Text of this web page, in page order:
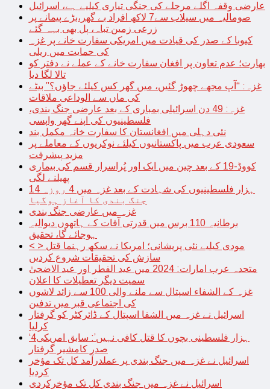
عارضی وقفہ اگلے مرحلے کی جنگی تیاری کیلیے ہے، اسرائیل
صومالیہ میں سیلاب سے7 لاکھ افراد بے گھر،بڑے پیمانے پر
زرعی زمین تباہ، پل بھی بہہ گئے
کیوبا کے صدر کی قیادت میں امریکی سفارت خانے پر غزہ
کی حمایت میں ریلی
بھارت؛ عدم تعاون پر افغان سفارت خانے کے عملے نے دفتر کو
تالا لگا دیا
غزہ: “آپ مجھے چھوڑ گئیں، میں گھر کس کیلئے جاؤں؟” بیٹے
کی ماں سے الوداعی ملاقات
غزہ: 49 دن اسرائیلی بمباری کے بعد عارضی جنگ بندی،
فلسطینیوں کی اپنے گھر واپسی
نئی دہلی میں افغانستان کا سفارت خانہ مکمل بند
سعودی عرب میں پاکستانیوں کیلئے نوکریوں کے معاملے پر
مزید پیشرفت
کووڈ-19 کے بعد چین میں ایک اور پُراسرار قسم کی بیماری
پھیلنے لگی
14 ہزار فلسطینیوں کی شہادت کے بعد غزہ میں 4 روزہ
جنگ بندی کا آغاز ہوگیا
غزہ میں عارضی جنگ بندی
برطانیہ 110 برس میں قدرتی آفات کے ہاتھوں دیوالیہ
ہوجائے گا، تحقیق
< > مودی کیلیے نئی پریشانی؛ امریکا نے سکھ رہنما قتل
سازش کی تحقیقات شروع کردیں
متحدہ عرب امارات: 2024 میں عید الفطر اور عید الاضحیٰ
سمیت دیگر تعطیلات کا اعلان
غزہ کے الشفاء اسپتال سے ملنے والی 100 سے زائد لاشوں
کی اجتماعی قبر میں تدفین
اسرائیل نے غزہ میں الشفا اسپتال کے ڈائرکٹر کو گرفتار
کرلیا
‘4ہزار فلسطینی بچوں کا قتل کافی نہیں’: سابق امریکی
صدر کامشیر گرفتار
اسرائیل نے غزہ میں جنگ بندی پر عملدرآمد کل تک مؤخر
کردیا
اسرائیل نے غزہ میں جنگ بندی کل تک مؤخرکردی